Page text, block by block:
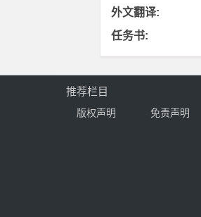
外文翻译:
任务书:
推荐栏目
版权声明 免责声明